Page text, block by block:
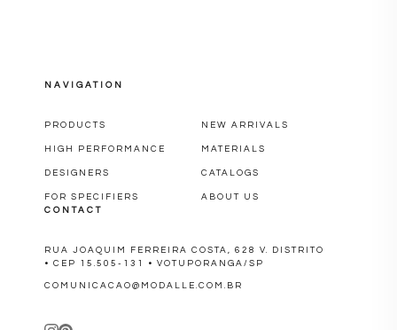
NAVIGATION
PRODUCTS NEW ARRIVALS
HIGH PERFORMANCE MATERIALS
DESIGNERS CATALOGS
FOR SPECIFIERS
ABOUT US
CONTACT
RUA JOAQUIM FERREIRA COSTA, 628 V. DISTRITO
• CEP 15.505-131 • VOTUPORANGA/SP
COMUNICACAO@MODALLE.COM.BR